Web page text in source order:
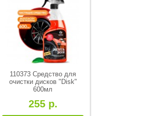
110373 Средство для
очистки дисков "Disk"
600мл
255 р.